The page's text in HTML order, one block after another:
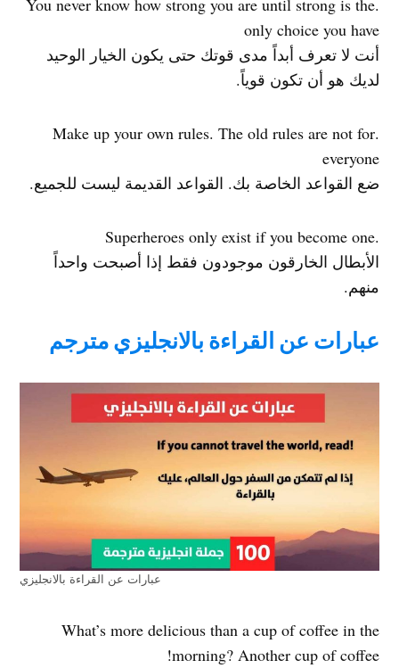
.You never know how strong you are until strong is the
only choice you have
أنت لا تعرف أبداً مدى قوتك حتى يكون الخيار الوحيد
لديك هو أن تكون قوياً.
.Make up your own rules. The old rules are not for
everyone
ضع القواعد الخاصة بك. القواعد القديمة ليست للجميع.
.Superheroes only exist if you become one
الأبطال الخارقون موجودون فقط إذا أصبحت واحداً
منهم.
عبارات عن القراءة بالانجليزي مترجم
عبارات عن القراءة بالانجليزي
What’s more delicious than a cup of coffee in the
morning? Another cup of coffee!